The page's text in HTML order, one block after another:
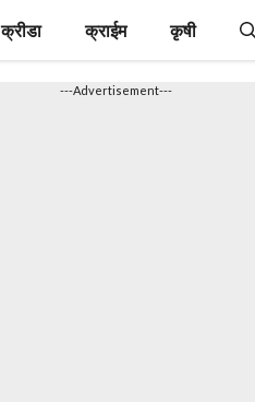
क्रीडा क्राईम कृषी
---Advertisement---